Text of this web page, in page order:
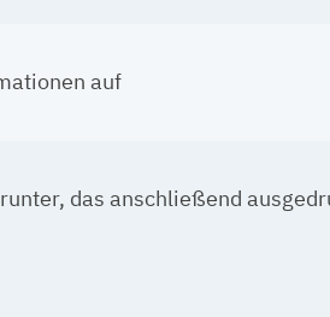
auf
das anschließend